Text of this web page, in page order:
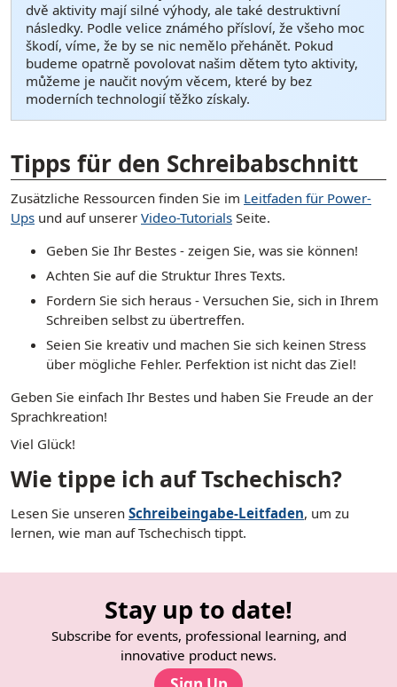
dvě aktivity mají silné výhody, ale také destruktivní
následky. Podle velice známého přísloví, že všeho moc
škodí, víme, že by se nic nemělo přehánět. Pokud
budeme opatrně povolovat našim dětem tyto aktivity,
můžeme je naučit novým věcem, které by bez
moderních technologií těžko získaly.
Tipps für den Schreibabschnitt
Zusätzliche Ressourcen finden Sie im Leitfaden für Power-
Ups und auf unserer Video-Tutorials Seite.
Geben Sie Ihr Bestes - zeigen Sie, was sie können!
Achten Sie auf die Struktur Ihres Texts.
Fordern Sie sich heraus - Versuchen Sie, sich in Ihrem
Schreiben selbst zu übertreffen.
Seien Sie kreativ und machen Sie sich keinen Stress
über mögliche Fehler. Perfektion ist nicht das Ziel!
Geben Sie einfach Ihr Bestes und haben Sie Freude an der
Sprachkreation!
Viel Glück!
Wie tippe ich auf Tschechisch?
Lesen Sie unseren Schreibeingabe-Leitfaden, um zu
lernen, wie man auf Tschechisch tippt.
Stay up to date!
Subscribe for events, professional learning, and
innovative product news.